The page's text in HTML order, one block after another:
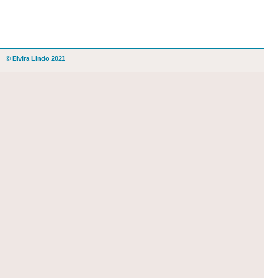
© Elvira Lindo 2021